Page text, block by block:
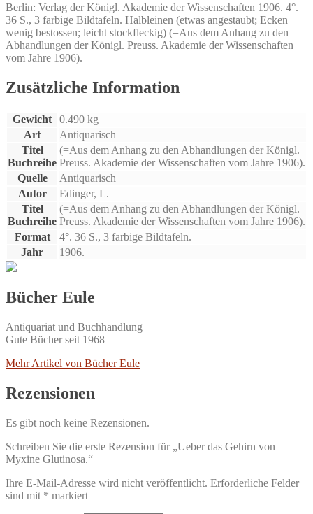
Berlin: Verlag der Königl. Akademie der Wissenschaften 1906. 4°.
36 S., 3 farbige Bildtafeln. Halbleinen (etwas angestaubt; Ecken
wenig bestossen; leicht stockfleckig) (=Aus dem Anhang zu den
Abhandlungen der Königl. Preuss. Akademie der Wissenschaften
vom Jahre 1906).
Zusätzliche Information
Gewicht
0.490 kg
Art
Antiquarisch
Titel
Buchreihe
(=Aus dem Anhang zu den Abhandlungen der Königl.
Preuss. Akademie der Wissenschaften vom Jahre 1906).
Quelle
Antiquarisch
Autor
Edinger, L.
Titel
Buchreihe
(=Aus dem Anhang zu den Abhandlungen der Königl.
Preuss. Akademie der Wissenschaften vom Jahre 1906).
Format
4°. 36 S., 3 farbige Bildtafeln.
Jahr
1906.
Bücher Eule
Antiquariat und Buchhandlung
Gute Bücher seit 1968
Mehr Artikel von Bücher Eule
Rezensionen
Es gibt noch keine Rezensionen.
Schreiben Sie die erste Rezension für „Ueber das Gehirn von
Myxine Glutinosa.“
Ihre E-Mail-Adresse wird nicht veröffentlicht. Erforderliche Felder
sind mit * markiert